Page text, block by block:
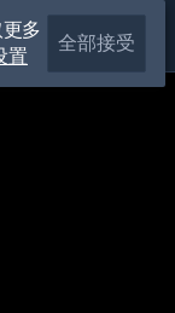
多
置
全部接受